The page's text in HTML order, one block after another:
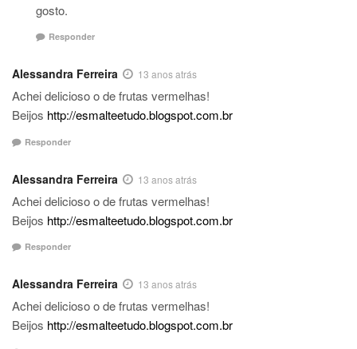
gosto.
Responder
Alessandra Ferreira 13 anos atrás
Achei delicioso o de frutas vermelhas!
Beijos http://esmalteetudo.blogspot.com.br
Responder
Alessandra Ferreira 13 anos atrás
Achei delicioso o de frutas vermelhas!
Beijos http://esmalteetudo.blogspot.com.br
Responder
Alessandra Ferreira 13 anos atrás
Achei delicioso o de frutas vermelhas!
Beijos http://esmalteetudo.blogspot.com.br